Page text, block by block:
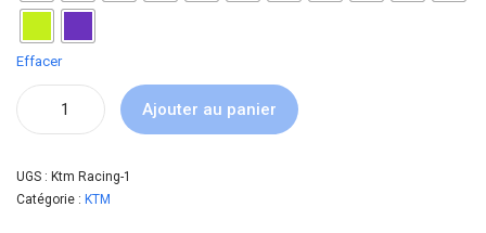
Effacer
Ajouter au panier
UGS : Ktm Racing-1
Catégorie : KTM